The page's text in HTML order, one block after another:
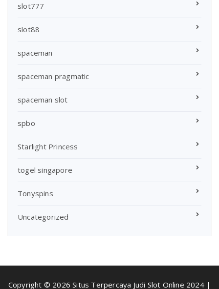
slot777
slot88
spaceman
spaceman pragmatic
spaceman slot
spbo
Starlight Princess
togel singapore
Tonyspins
Uncategorized
Copyright © 2026 Situs Terpercaya Judi Slot Online 2024 |